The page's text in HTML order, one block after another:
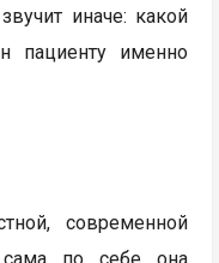
иначе: какой
пациенту именно
современной